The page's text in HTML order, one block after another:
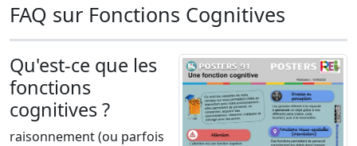
FAQ sur Fonctions Cognitives
Qu'est-ce que les
fonctions
cognitives ?
raisonnement (ou parfois